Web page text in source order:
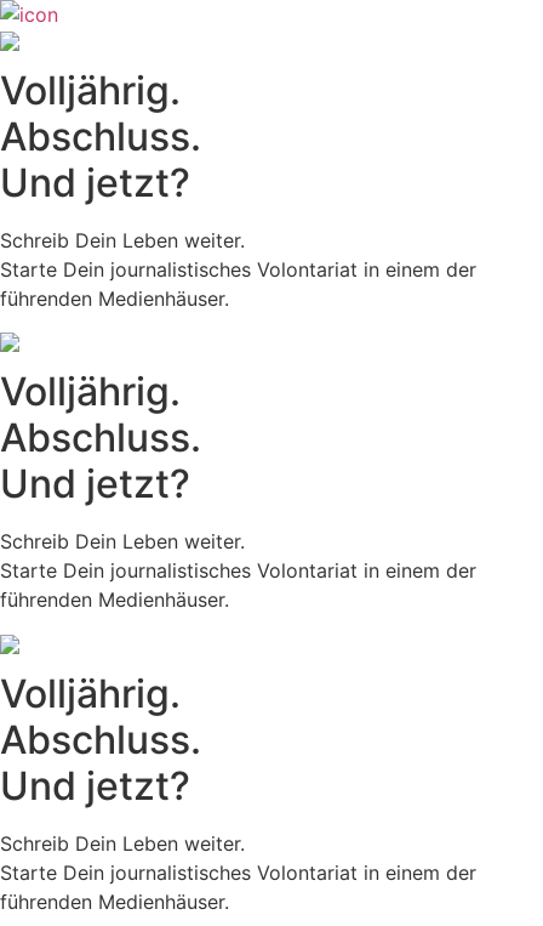
Zum
Inhalt
wechseln
Volljährig.
Abschluss.
Und jetzt?
Schreib Dein Leben weiter.
Starte Dein journalistisches Volontariat in einem der
führenden Medienhäuser.
Volljährig.
Abschluss.
Und jetzt?
Schreib Dein Leben weiter.
Starte Dein journalistisches Volontariat in einem der
führenden Medienhäuser.
Volljährig.
Abschluss.
Und jetzt?
Schreib Dein Leben weiter.
Starte Dein journalistisches Volontariat in einem der
führenden Medienhäuser.